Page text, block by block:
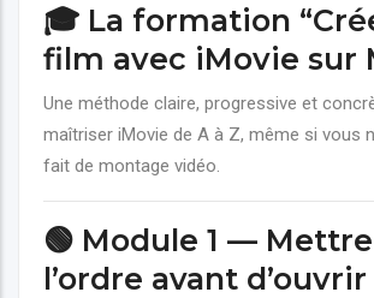
🎓 La formation
film avec iMovie sur
Une méthode claire, progressive et
maîtriser iMovie de A à Z, même si vous
fait de montage vidéo.
🟢 Module 1 —
l’ordre avant